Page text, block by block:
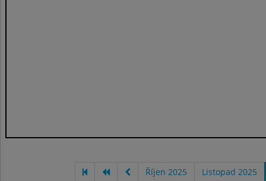
Říjen 2025 Listopad 2025